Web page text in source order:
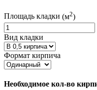
Площадь кладки (м2)
Вид кладки
Формат кирпича
Необходимое кол-во